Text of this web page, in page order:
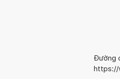
Đường
https://